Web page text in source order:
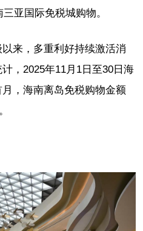
亚国际免税城购物。
来，多重利好持续激活消
，2025年11月1日至30日海
，海南离岛免税购物金额